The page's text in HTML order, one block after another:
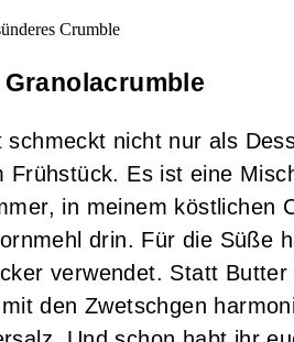
schmeckt nicht nur als
Frühstück. Es ist eine
in meinem köstlichen
drin. Für die Süße
verwendet. Statt
den Zwetschgen